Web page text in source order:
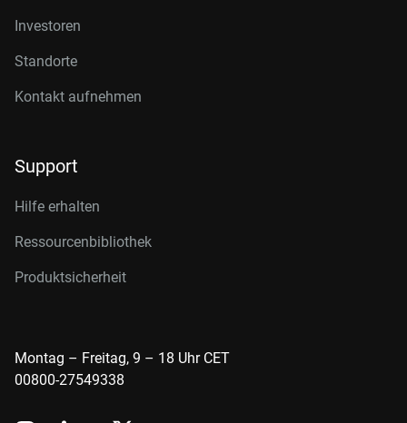
Investoren
Standorte
Kontakt aufnehmen
Support
Hilfe erhalten
Ressourcenbibliothek
Produktsicherheit
Montag – Freitag, 9 – 18 Uhr CET
00800-27549338